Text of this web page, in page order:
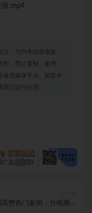
.mp4
注，均为本站原创发
，禁止复制、盗用、
各类媒体平台。如若本
们进行处理。
赞热门案例，分镜脚本